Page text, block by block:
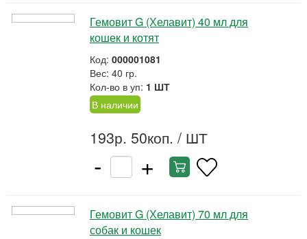
Гемовит G (Хелавит) 40 мл для
кошек и котят
Код: 000001081
Вес: 40 гр.
Кол-во в уп: 1 ШТ
В наличии
193р. 50коп. / ШТ
- +
Гемовит G (Хелавит) 70 мл для
собак и кошек